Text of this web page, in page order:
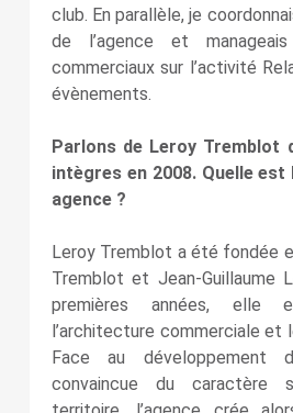
club. En parallèle, je
de l’agence et
commerciaux sur l’activité
évènements.
Parlons de Leroy Tremblot
intègres en 2008. Quelle
agence ?
Leroy Tremblot a été fondée
Tremblot et Jean-Guillaume
premières années, elle
l’architecture commerciale et
Face au développement
convaincue du caractère